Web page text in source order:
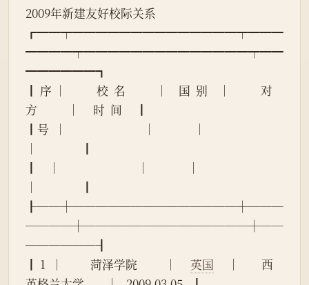
2009年新建友好校际关系
┏━━┯━━━━━━━━━━━━━━┯━━━
━━━━┯━━━━━━━━━━━━━━┯━━
━━━━━━┓
┃ 序 │           校  名           │    国  别    │           对
方           │     时  间     ┃
┃号  │                            │              │
│                ┃
┃    │                            │              │
│                ┃
┠──┼──────────────┼───
────┼──────────────┼──
──────┨
┃ 1  │          菏泽学院          │ 英国
     │        西